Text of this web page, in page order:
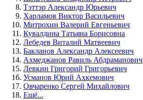
Тэттэр Александр Юрьевич
Харламов Виктор Васильевич
Митрохин Валерий Евгеньевич
Кувалдина Татьяна Борисовна
Лебедев Виталий Матвеевич
Бакланов Александр Алексеевич
Ахмеджанов Равиль Абдраманович
Левкин Григорий Григорьевич
Усманов Юрий Ахкемович
Овчаренко Сергей Михайлович
Ещё...